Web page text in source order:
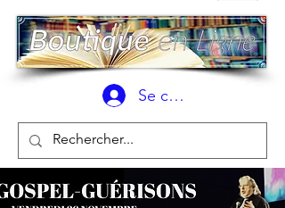
Se connecter